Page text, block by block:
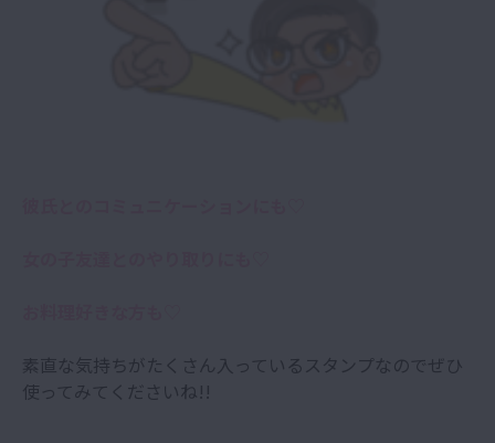
素直な気持ちがたくさん入っているスタンプなのでぜひ
使ってみてくださいね!!